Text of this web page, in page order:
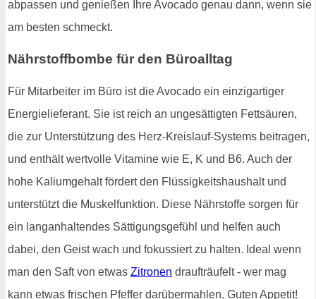
abpassen und genießen Ihre Avocado genau dann, wenn sie
am besten schmeckt.
Nährstoffbombe für den Büroalltag
Für Mitarbeiter im Büro ist die Avocado ein einzigartiger
Energielieferant. Sie ist reich an ungesättigten Fettsäuren,
die zur Unterstützung des Herz-Kreislauf-Systems beitragen,
und enthält wertvolle Vitamine wie E, K und B6. Auch der
hohe Kaliumgehalt fördert den Flüssigkeitshaushalt und
unterstützt die Muskelfunktion. Diese Nährstoffe sorgen für
ein langanhaltendes Sättigungsgefühl und helfen auch
dabei, den Geist wach und fokussiert zu halten. Ideal wenn
man den Saft von etwas Zitronen draufträufelt - wer mag
kann etwas frischen Pfeffer darübermahlen. Guten Appetit!